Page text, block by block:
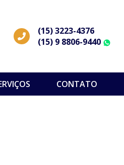
(15) 3223-4376
(15) 9 8806-9440
CONTATO